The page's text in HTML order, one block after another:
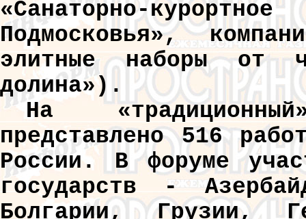
«Санаторно-
Подмосковья»,
элитные наборы от
долина»).
На
представлено 516
России. В форуме
государств -
Болгарии, Грузии,